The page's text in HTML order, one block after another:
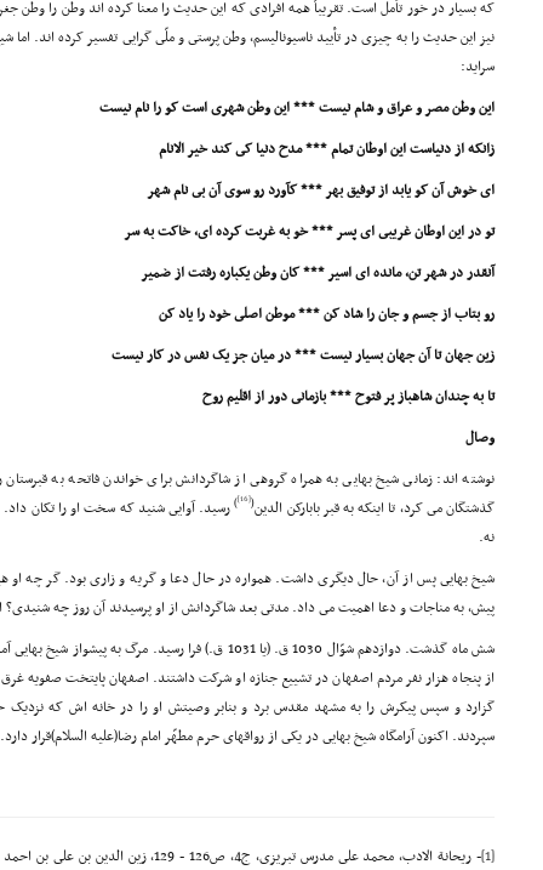
که بسیار در خور تأمل است. تقریباً همه افرادى که این حدیث را معنا کرده اند وطن را وطن
نیز این حدیث را به چیزى در تأیید ناسیونالیسم، وطن پرستى و ملّى گرایى تفسیر کرده اند.
سراید:
این وطن مصر و عراق و شام نیست *** این وطن شهرى است کو را نام نیست
زانکه از دنیاست این اوطان تمام *** مدح دنیا کى کند خیر الانام
اى خوش آن کو یابد از توفیق بهر *** کآورد رو سوى آن بى نام شهر
تو در این اوطان غریبى اى پسر *** خو به غربت کرده اى، خاکت به سر
آنقدر در شهر تن، مانده اى اسیر *** کان وطن یکباره رفتت از ضمیر
رو بتاب از جسم و جان را شاد کن *** موطن اصلى خود را یاد کن
زین جهان تا آن جهان بسیار نیست *** در میان جز یک نفس در کار نیست
تا به چندان شاهباز پر فتوح *** بازمانى دور از اقلیم روح
وصال
نوشته اند: زمانى شیخ بهایى به همراه گروهى از شاگردانش براى خواندن فاتحه به
گذشتگان مى کرد، تا اینکه به قبر بابارکن الدین(
[16]
)رسید. آوایى شنید که سخت او را تکان
نه.
شیخ بهایى پس از آن، حال دیگرى داشت. همواره در حال دعا و گریه و زارى بود. گر چه او
پیش، به مناجات و دعا اهمیت مى داد. مدتى بعد شاگردانش از او پرسیدند آن روز چه
شش ماه گذشت. دوازدهم شوّال 1030 ق. (یا 1031 ق.) فرا رسید.
از پنجاه هزار نفر مردم اصفهان در تشییع جنازه او شرکت داشتند. اصفهان پایتخت صفویه
گزارد و سپس پیکرش را به مشهد مقدس برد و بنابر وصیتش او را در خانه اش که نزدیک
سپردند. اکنون آرامگاه شیخ بهایى در یکى از رواقهاى حرم مطهّر امام رضا(علیه السلام)قرار دارد.
[1]
- ریحانة الادب، محمد على مدرس تبریزى، ج4،